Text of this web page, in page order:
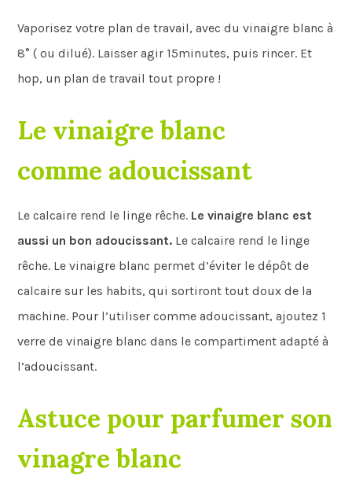
Vaporisez votre plan de travail, avec du vinaigre blanc à
8° ( ou dilué). Laisser agir 15minutes, puis rincer. Et
hop, un plan de travail tout propre !
Le vinaigre blanc
comme adoucissant
Le calcaire rend le linge rêche. Le vinaigre blanc est
aussi un bon adoucissant. Le calcaire rend le linge
rêche. Le vinaigre blanc permet d’éviter le dépôt de
calcaire sur les habits, qui sortiront tout doux de la
machine. Pour l’utiliser comme adoucissant, ajoutez 1
verre de vinaigre blanc dans le compartiment adapté à
l’adoucissant.
Astuce pour parfumer son
vinagre blanc